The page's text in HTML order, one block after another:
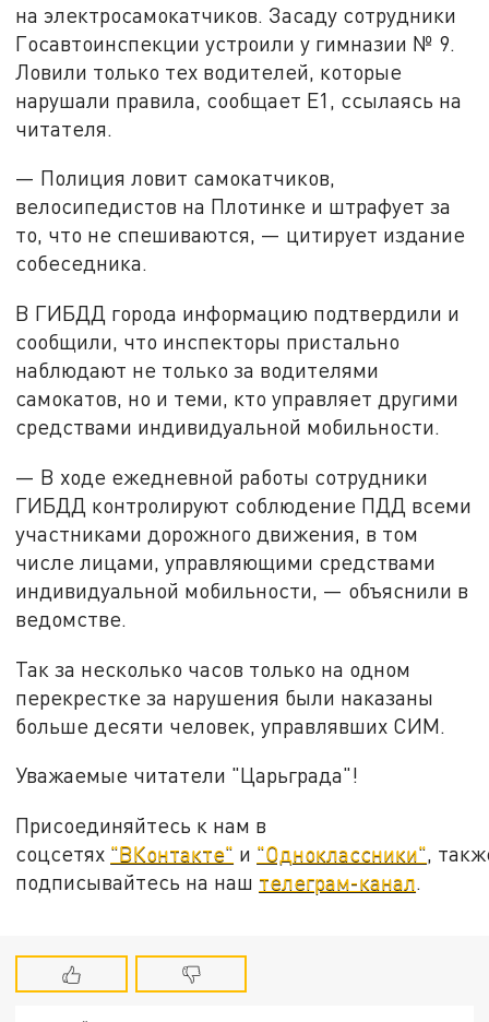
на электросамокатчиков. Засаду сотрудники
Госавтоинспекции устроили у гимназии № 9.
Ловили только тех водителей, которые
нарушали правила, сообщает Е1, ссылаясь на
читателя.
— Полиция ловит самокатчиков,
велосипедистов на Плотинке и штрафует за
то, что не спешиваются, — цитирует издание
собеседника.
В ГИБДД города информацию подтвердили и
сообщили, что инспекторы пристально
наблюдают не только за водителями
самокатов, но и теми, кто управляет другими
средствами индивидуальной мобильности.
— В ходе ежедневной работы сотрудники
ГИБДД контролируют соблюдение ПДД всеми
участниками дорожного движения, в том
числе лицами, управляющими средствами
индивидуальной мобильности, — объяснили в
ведомстве.
Так за несколько часов только на одном
перекрестке за нарушения были наказаны
больше десяти человек, управлявших СИМ.
Уважаемые читатели "Царьграда"!
Присоединяйтесь к нам в
соцсетях "ВКонтакте" и "Одноклассники",
подписывайтесь на наш телеграм-канал.